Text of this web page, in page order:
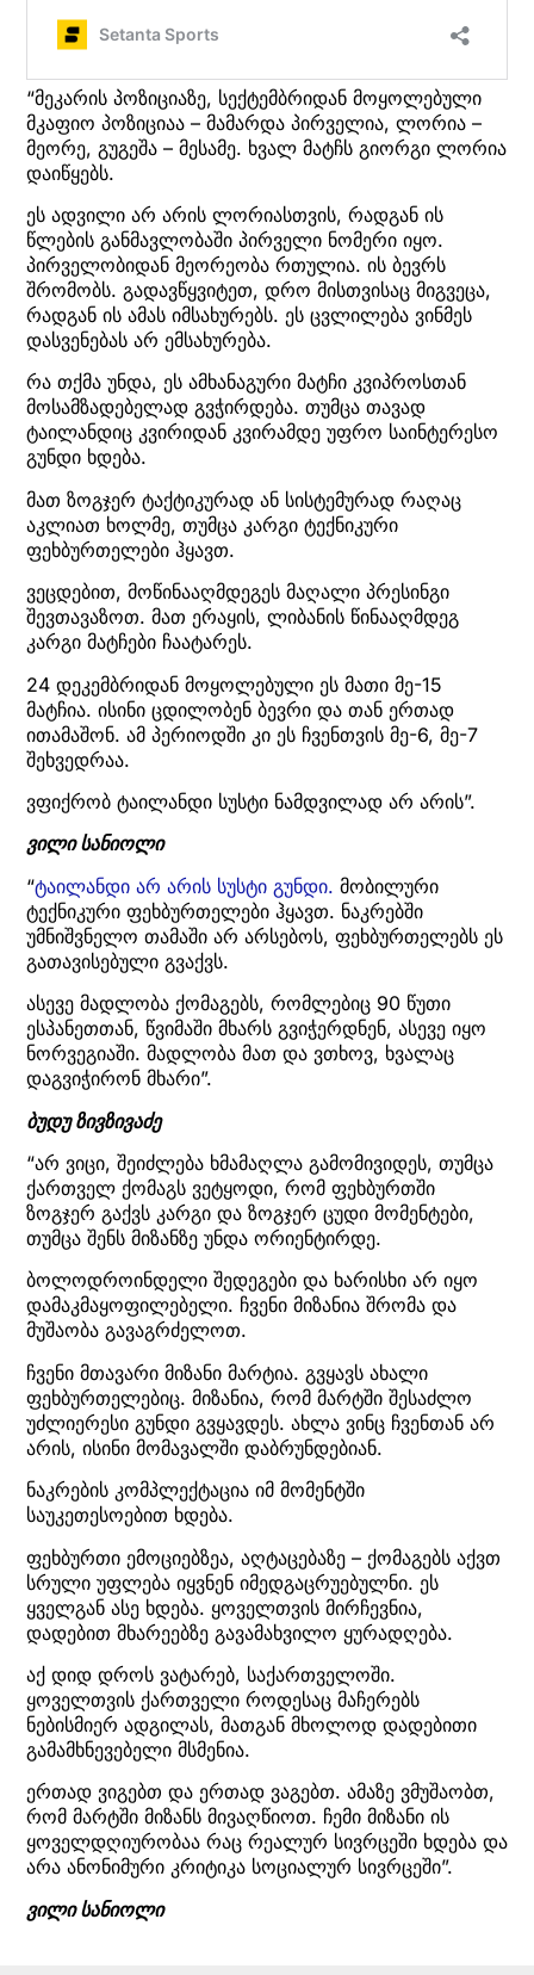
“მეკარის პოზიციაზე, სექტემბრიდან მოყოლებული
მკაფიო პოზიციაა – მამარდა პირველია, ლორია –
მეორე, გუგეშა – მესამე. ხვალ მატჩს გიორგი ლორია
დაიწყებს.
ეს ადვილი არ არის ლორიასთვის, რადგან ის
წლების განმავლობაში პირველი ნომერი იყო.
პირველობიდან მეორეობა რთულია. ის ბევრს
შრომობს. გადავწყვიტეთ, დრო მისთვისაც მიგვეცა,
რადგან ის ამას იმსახურებს. ეს ცვლილება ვინმეს
დასვენებას არ ემსახურება.
რა თქმა უნდა, ეს ამხანაგური მატჩი კვიპროსთან
მოსამზადებელად გვჭირდება. თუმცა თავად
ტაილანდიც კვირიდან კვირამდე უფრო საინტერესო
გუნდი ხდება.
მათ ზოგჯერ ტაქტიკურად ან სისტემურად რაღაც
აკლიათ ხოლმე, თუმცა კარგი ტექნიკური
ფეხბურთელები ჰყავთ.
ვეცდებით, მოწინააღმდეგეს მაღალი პრესინგი
შევთავაზოთ. მათ ერაყის, ლიბანის წინააღმდეგ
კარგი მატჩები ჩაატარეს.
24 დეკემბრიდან მოყოლებული ეს მათი მე-15
მატჩია. ისინი ცდილობენ ბევრი და თან ერთად
ითამაშონ. ამ პერიოდში კი ეს ჩვენთვის მე-6, მე-7
შეხვედრაა.
ვფიქრობ ტაილანდი სუსტი ნამდვილად არ არის”.
ვილი სანიოლი
“ტაილანდი არ არის სუსტი გუნდი. მობილური
ტექნიკური ფეხბურთელები ჰყავთ. ნაკრებში
უმნიშვნელო თამაში არ არსებოს, ფეხბურთელებს ეს
გათავისებული გვაქვს.
ასევე მადლობა ქომაგებს, რომლებიც 90 წუთი
ესპანეთთან, წვიმაში მხარს გვიჭერდნენ, ასევე იყო
ნორვეგიაში. მადლობა მათ და ვთხოვ, ხვალაც
დაგვიჭირონ მხარი”.
ბუდუ ზივზივაძე
“არ ვიცი, შეიძლება ხმამაღლა გამომივიდეს, თუმცა
ქართველ ქომაგს ვეტყოდი, რომ ფეხბურთში
ზოგჯერ გაქვს კარგი და ზოგჯერ ცუდი მომენტები,
თუმცა შენს მიზანზე უნდა ორიენტირდე.
ბოლოდროინდელი შედეგები და ხარისხი არ იყო
დამაკმაყოფილებელი. ჩვენი მიზანია შრომა და
მუშაობა გავაგრძელოთ.
ჩვენი მთავარი მიზანი მარტია. გვყავს ახალი
ფეხბურთელებიც. მიზანია, რომ მარტში შესაძლო
უძლიერესი გუნდი გვყავდეს. ახლა ვინც ჩვენთან არ
არის, ისინი მომავალში დაბრუნდებიან.
ნაკრების კომპლექტაცია იმ მომენტში
საუკეთესოებით ხდება.
ფეხბურთი ემოციებზეა, აღტაცებაზე – ქომაგებს აქვთ
სრული უფლება იყვნენ იმედგაცრუებულნი. ეს
ყველგან ასე ხდება. ყოველთვის მირჩევნია,
დადებით მხარეებზე გავამახვილო ყურადღება.
აქ დიდ დროს ვატარებ, საქართველოში.
ყოველთვის ქართველი როდესაც მაჩერებს
ნებისმიერ ადგილას, მათგან მხოლოდ დადებითი
გამამხნევებელი მსმენია.
ერთად ვიგებთ და ერთად ვაგებთ. ამაზე ვმუშაობთ,
რომ მარტში მიზანს მივაღწიოთ. ჩემი მიზანი ის
ყოველდღიურობაა რაც რეალურ სივრცეში ხდება და
არა ანონიმური კრიტიკა სოციალურ სივრცეში”.
ვილი სანიოლი